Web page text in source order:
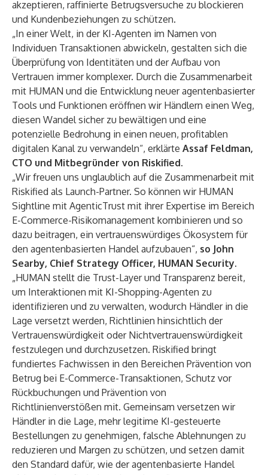
akzeptieren, raffinierte Betrugsversuche zu blockieren
und Kundenbeziehungen zu schützen.
„In einer Welt, in der KI-Agenten im Namen von
Individuen Transaktionen abwickeln, gestalten sich die
Überprüfung von Identitäten und der Aufbau von
Vertrauen immer komplexer. Durch die Zusammenarbeit
mit HUMAN und die Entwicklung neuer agentenbasierter
Tools und Funktionen eröffnen wir Händlern einen Weg,
diesen Wandel sicher zu bewältigen und eine
potenzielle Bedrohung in einen neuen, profitablen
digitalen Kanal zu verwandeln“, erklärte Assaf Feldman,
CTO und Mitbegründer von Riskified.
„Wir freuen uns unglaublich auf die Zusammenarbeit mit
Riskified als Launch-Partner. So können wir HUMAN
Sightline mit AgenticTrust mit ihrer Expertise im Bereich
E-Commerce-Risikomanagement kombinieren und so
dazu beitragen, ein vertrauenswürdiges Ökosystem für
den agentenbasierten Handel aufzubauen“, so John
Searby, Chief Strategy Officer, HUMAN Security.
„HUMAN stellt die Trust-Layer und Transparenz bereit,
um Interaktionen mit KI-Shopping-Agenten zu
identifizieren und zu verwalten, wodurch Händler in die
Lage versetzt werden, Richtlinien hinsichtlich der
Vertrauenswürdigkeit oder Nichtvertrauenswürdigkeit
festzulegen und durchzusetzen. Riskified bringt
fundiertes Fachwissen in den Bereichen Prävention von
Betrug bei E-Commerce-Transaktionen, Schutz vor
Rückbuchungen und Prävention von
Richtlinienverstößen mit. Gemeinsam versetzen wir
Händler in die Lage, mehr legitime KI-gesteuerte
Bestellungen zu genehmigen, falsche Ablehnungen zu
reduzieren und Margen zu schützen, und setzen damit
den Standard dafür, wie der agentenbasierte Handel